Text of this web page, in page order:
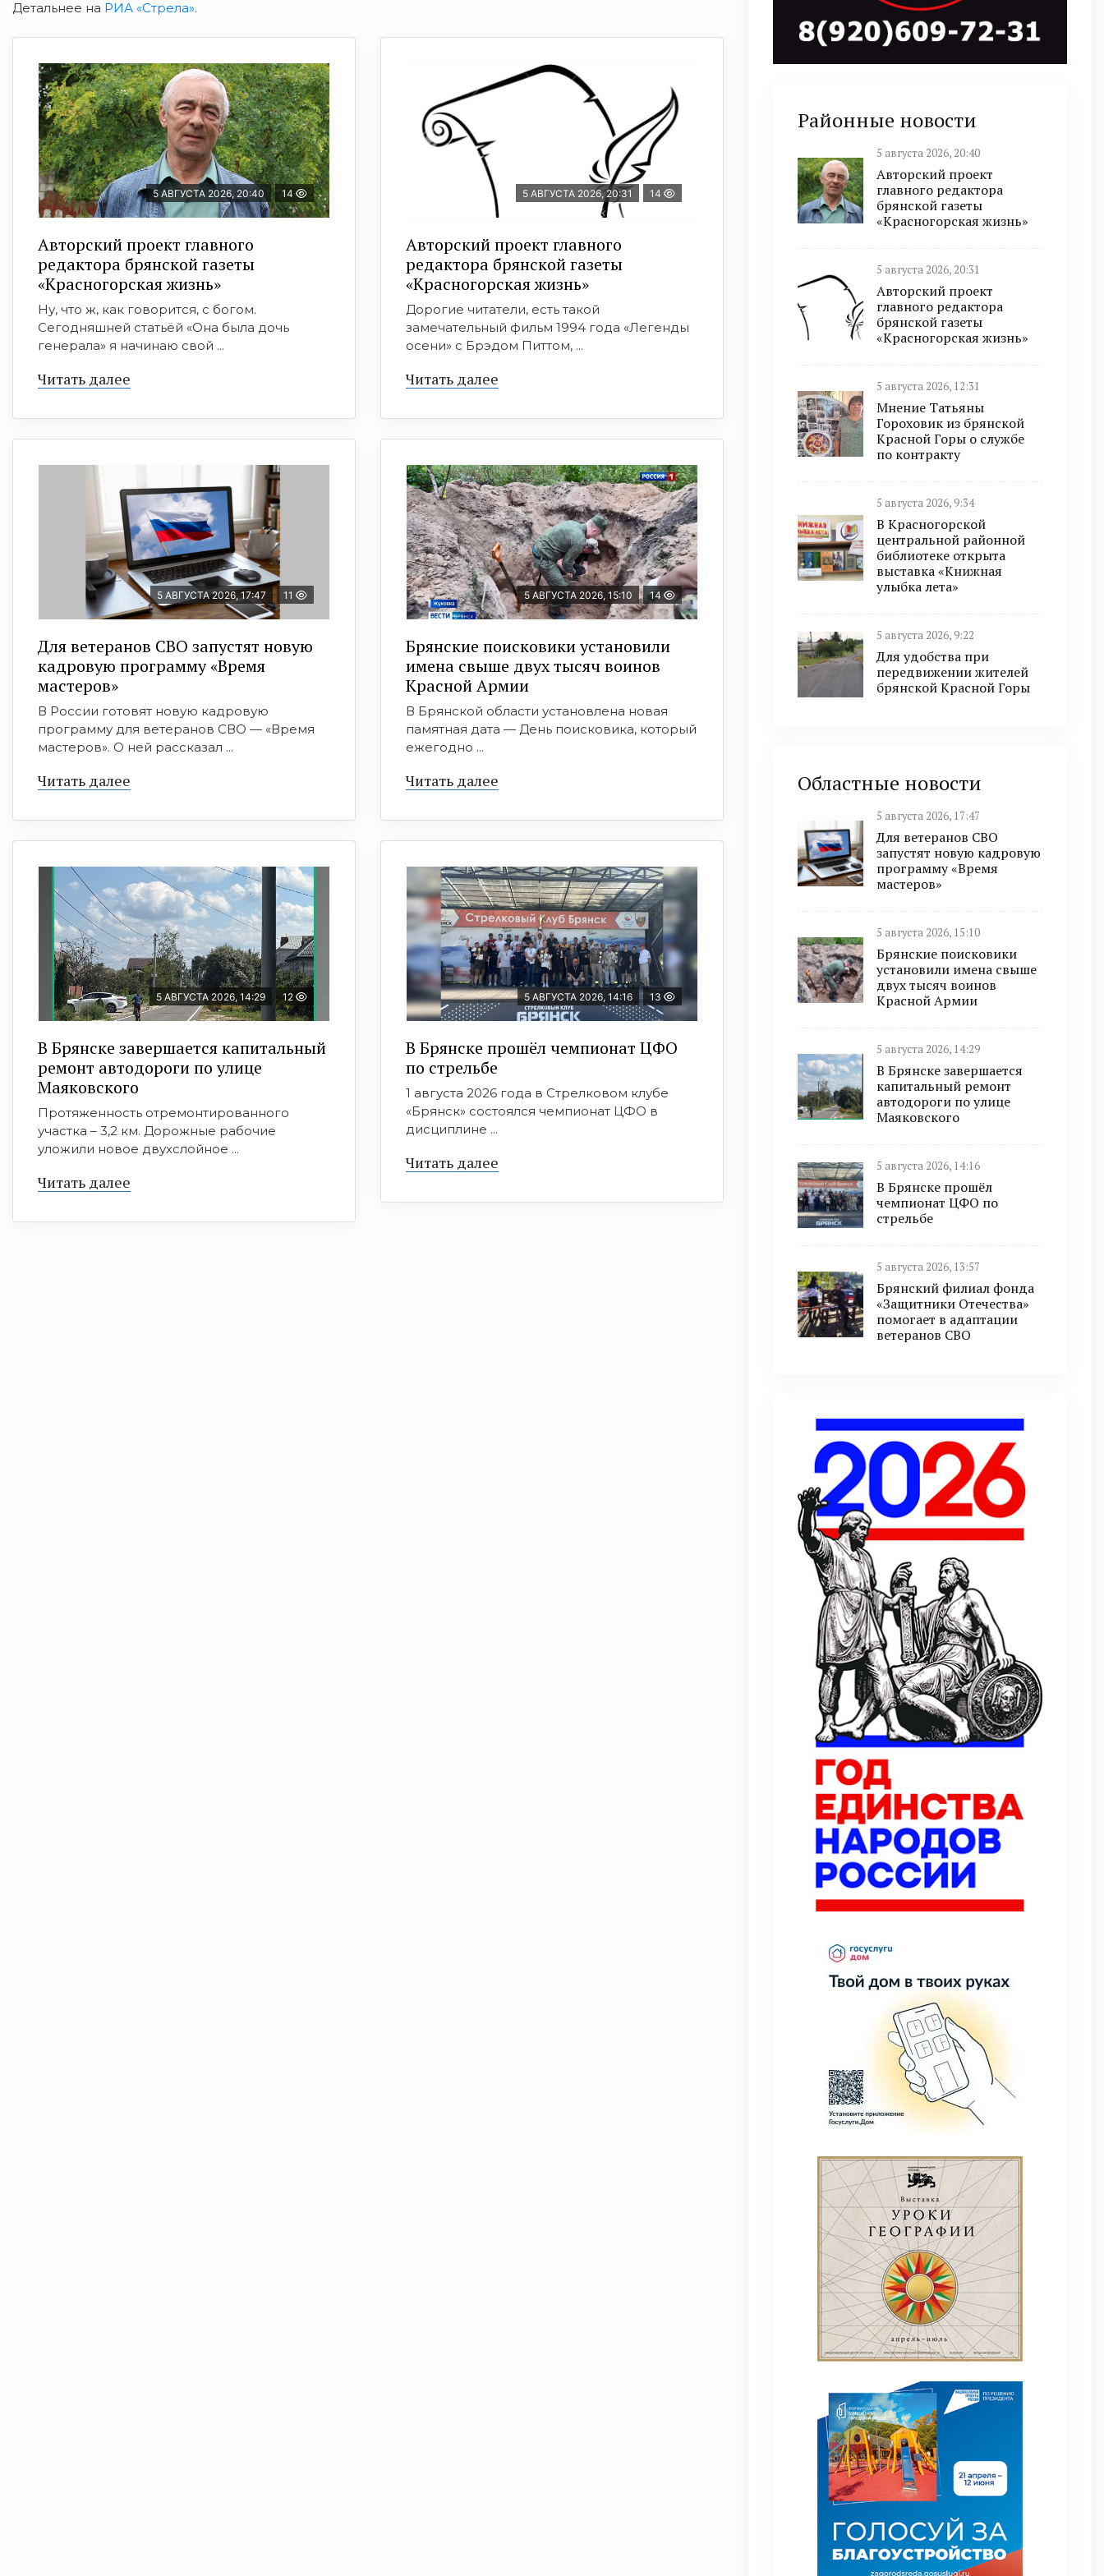
Детальнее на РИА «Стрела».
5 АВГУСТА 2026, 20:40 14
Авторский проект главного
редактора брянской газеты
«Красногорская жизнь»
Ну, что ж, как говорится, с богом.
Сегодняшней статьёй «Она была дочь
генерала» я начинаю свой ...
Читать далее
5 АВГУСТА 2026, 20:31 14
Авторский проект главного
редактора брянской газеты
«Красногорская жизнь»
Дорогие читатели, есть такой
замечательный фильм 1994 года «Легенды
осени» с Брэдом Питтом, ...
Читать далее
5 АВГУСТА 2026, 17:47 11
Для ветеранов СВО запустят новую
кадровую программу «Время
мастеров»
В России готовят новую кадровую
программу для ветеранов СВО — «Время
мастеров». О ней рассказал ...
Читать далее
5 АВГУСТА 2026, 15:10 14
Брянские поисковики установили
имена свыше двух тысяч воинов
Красной Армии
В Брянской области установлена новая
памятная дата — День поисковика, который
ежегодно ...
Читать далее
5 АВГУСТА 2026, 14:29 12
В Брянске завершается капитальный
ремонт автодороги по улице
Маяковского
Протяженность отремонтированного
участка – 3,2 км. Дорожные рабочие
уложили новое двухслойное ...
Читать далее
5 АВГУСТА 2026, 14:16 13
В Брянске прошёл чемпионат ЦФО
по стрельбе
1 августа 2026 года в Стрелковом клубе
«Брянск» состоялся чемпионат ЦФО в
дисциплине ...
Читать далее
Районные новости
5 августа 2026, 20:40
Авторский проект
главного редактора
брянской газеты
«Красногорская жизнь»
5 августа 2026, 20:31
Авторский проект
главного редактора
брянской газеты
«Красногорская жизнь»
5 августа 2026, 12:31
Мнение Татьяны
Гороховик из брянской
Красной Горы о службе
по контракту
5 августа 2026, 9:34
В Красногорской
центральной районной
библиотеке открыта
выставка «Книжная
улыбка лета»
5 августа 2026, 9:22
Для удобства при
передвижении жителей
брянской Красной Горы
Областные новости
5 августа 2026, 17:47
Для ветеранов СВО
запустят новую кадровую
программу «Время
мастеров»
5 августа 2026, 15:10
Брянские поисковики
установили имена свыше
двух тысяч воинов
Красной Армии
5 августа 2026, 14:29
В Брянске завершается
капитальный ремонт
автодороги по улице
Маяковского
5 августа 2026, 14:16
В Брянске прошёл
чемпионат ЦФО по
стрельбе
5 августа 2026, 13:57
Брянский филиал фонда
«Защитники Отечества»
помогает в адаптации
ветеранов СВО